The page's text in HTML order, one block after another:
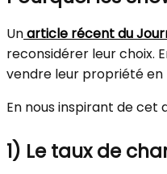
Unarticle récent du
reconsidérer leur choix.
vendre leur propriété en
En nous inspirant de
1) Le taux de